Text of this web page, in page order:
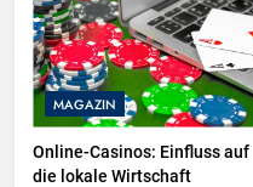
MAGAZIN
Online-Casinos: Einfluss auf
die lokale Wirtschaft